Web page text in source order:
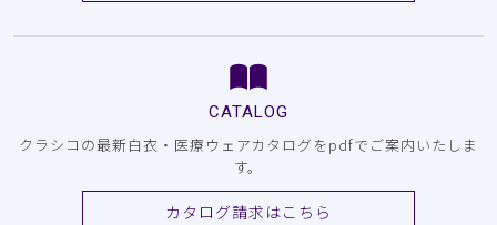
CATALOG
クラシコの最新白衣・医療ウェアカタログをpdfでご案内いたしま
す。
カタログ請求はこちら